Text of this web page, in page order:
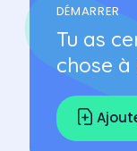
DÉMARRER
Tu as
chose